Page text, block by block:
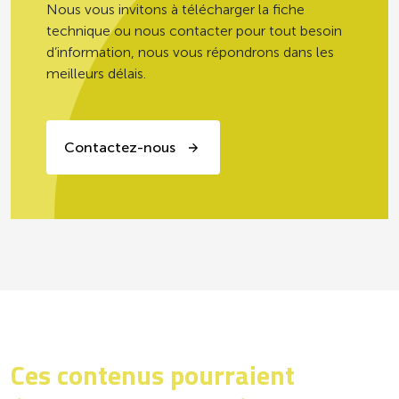
PRODUITS PRÊTS À CONSOMMER,
EN GRAMMES (± 10%)
Selon les recommandations, les
légumes d’aucy ont une fréquence de
consommation sur 20 repas
consécutifs de 10/20 minimum (hors
repas du soir) *
* GEMRCN = Groupe d’Etudes des
Nous vous invitons à télécharger la fiche
technique ou nous contacter pour tout besoin
d’information, nous vous répondrons dans les
meilleurs délais.
Contactez-nous
Ces contenus pourraient